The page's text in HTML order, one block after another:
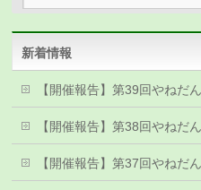
新着情報
【開催報告】第39回やねだ
【開催報告】第38回やねだ
【開催報告】第37回やねだ